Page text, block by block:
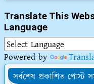
Translate This
Language
Powered by
সর্বশেষ প্রকাশিত পোস্ট